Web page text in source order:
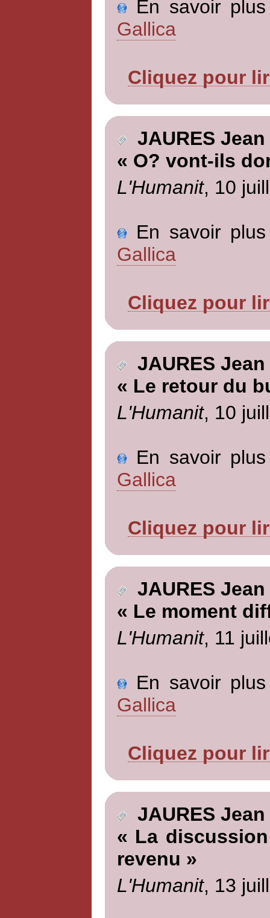
En savoir
Gallica
Cliquez pour
JAURES Jean
« O? vont-ils
L'Humanit, 10
En savoir
Gallica
Cliquez pour
JAURES Jean
« Le retour du
L'Humanit, 10
En savoir
Gallica
Cliquez pour
JAURES Jean
« Le moment
L'Humanit, 11
En savoir
Gallica
Cliquez pour
JAURES Jean
« La
revenu »
L'Humanit, 13